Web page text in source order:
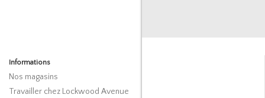
Informations
Nos magasins
Travailler chez Lockwood Avenue